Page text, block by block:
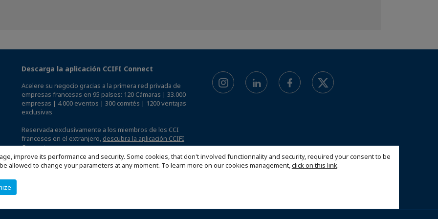
improve its performance and security. Some cookies, that don't involved functionnality and security, required your consent to be
allowed to change your parameters at any moment. To learn more on our cookies management,click on this link.
Descarga la aplicación CCIFI Connect
Acelere su negocio gracias a la primera red privada de
empresas francesas en 95 países: 120 Cámaras | 33.000
empresas | 4.000 eventos | 300 comités | 1200 ventajas
exclusivas
Reservada exclusivamente a los miembros de los CCI
franceses en el extranjero, descubra la aplicación CCIFI
Connect..